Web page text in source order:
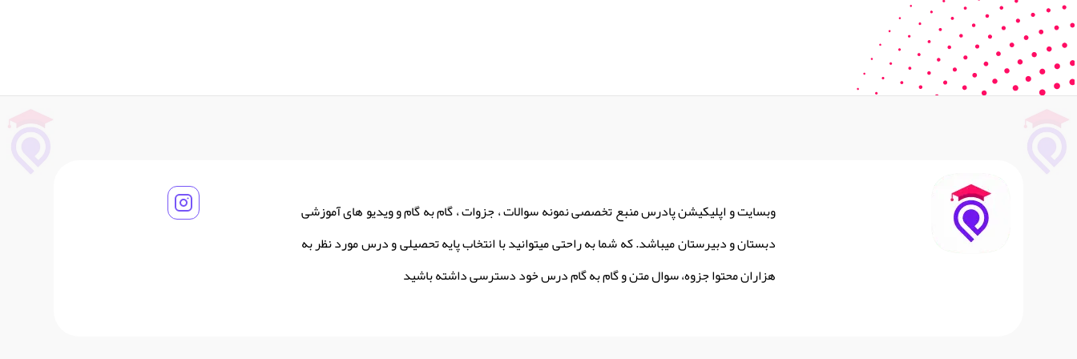
وبسایت و اپلیکیشن پادرس منبع تخصصی نمونه سوالات ، جزوات ، گام به گام و ویدیو های آموزشی
دبستان و دبیرستان میباشد. که شما به راحتی میتوانید با انتخاب پایه تحصیلی و درس مورد نظر به
هزاران محتوا جزوه، سوال متن و گام به گام درس خود دسترسی داشته باشید